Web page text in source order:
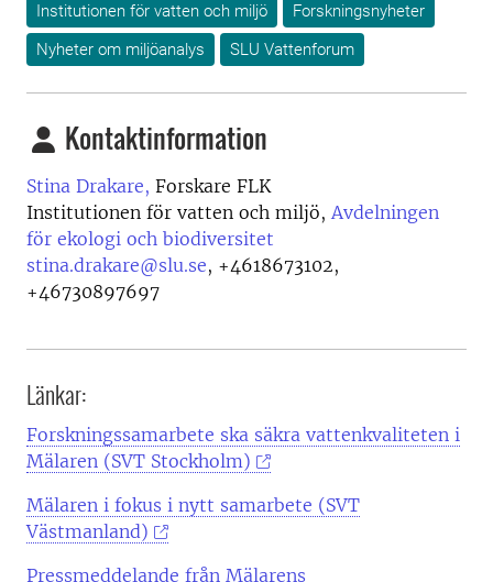
Institutionen för vatten och miljö
Forskningsnyheter
Nyheter om miljöanalys
SLU Vattenforum
Kontaktinformation
Stina Drakare, Forskare FLK
Institutionen för vatten och miljö, Avdelningen
för ekologi och biodiversitet
stina.drakare@slu.se, +4618673102,
+46730897697
Länkar:
Forskningssamarbete ska säkra vattenkvaliteten i
Mälaren (SVT Stockholm)
Mälaren i fokus i nytt samarbete (SVT
Västmanland)
Pressmeddelande från Mälarens